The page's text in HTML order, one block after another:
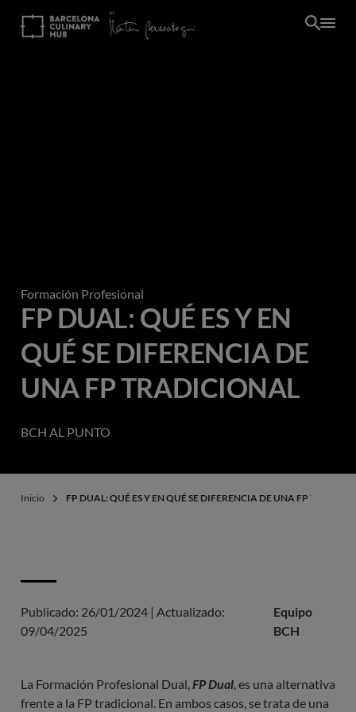
Formación Profesional
FP DUAL: QUÉ ES Y EN
QUÉ SE DIFERENCIA DE
UNA FP TRADICIONAL
BCH AL PUNTO
Inicio FP DUAL: QUÉ ES Y EN QUÉ SE DIFERENCIA DE UNA FP
Publicado: 26/01/2024 | Actualizado:
09/04/2025
Equipo
BCH
La Formación Profesional Dual, FP Dual , es una alternativa
frente a la FP tradicional. En ambos casos, se trata de una